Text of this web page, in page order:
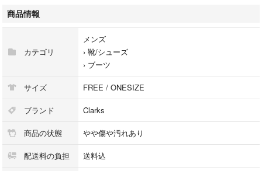
ブーツカット：ショート
ブーツカット：ショート
※商品は複数サイトで共有している為システムで在庫調整を行っておりま
すが、ずれが生じ欠品となる場合もございます。
【商品コード】0121826Y0007
【コンディションについて】
RAGTAG Onlineでは商品がユーズドである性質を考慮して、
商品の状態を下記の基準で表示しております。
内容をよくご確認ください。
商品情報
カテゴリ
メンズ
› 靴/シューズ
› ブーツ
サイズ FREE / ONESIZE
ブランド Clarks
商品の状態 やや傷や汚れあり
配送料の負担 送料込